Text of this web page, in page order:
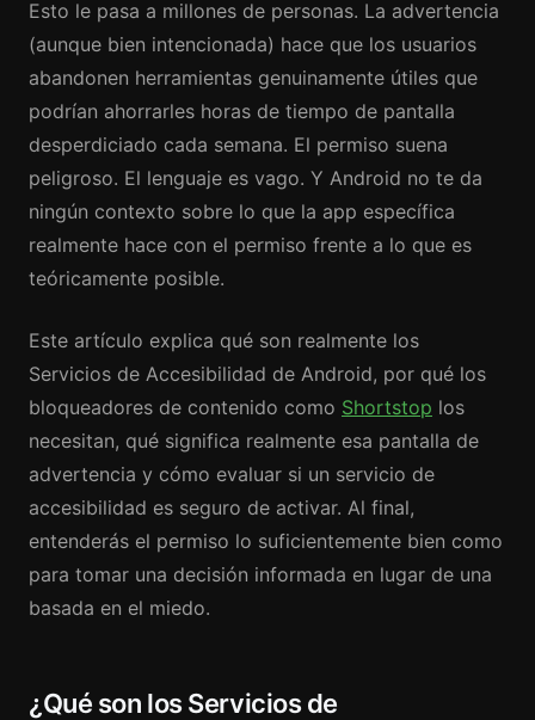
Esto le pasa a millones de personas. La advertencia
(aunque bien intencionada) hace que los usuarios
abandonen herramientas genuinamente útiles que
podrían ahorrarles horas de tiempo de pantalla
desperdiciado cada semana. El permiso suena
peligroso. El lenguaje es vago. Y Android no te da
ningún contexto sobre lo que la app específica
realmente hace con el permiso frente a lo que es
teóricamente posible.
Este artículo explica qué son realmente los
Servicios de Accesibilidad de Android, por qué los
bloqueadores de contenido como Shortstop los
necesitan, qué significa realmente esa pantalla de
advertencia y cómo evaluar si un servicio de
accesibilidad es seguro de activar. Al final,
entenderás el permiso lo suficientemente bien como
para tomar una decisión informada en lugar de una
basada en el miedo.
¿Qué son los Servicios de